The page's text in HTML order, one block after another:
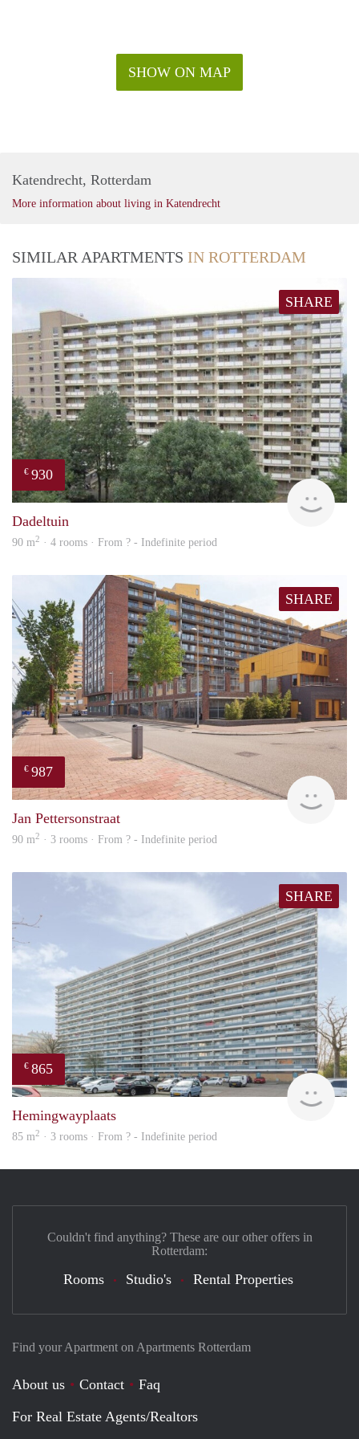
SHOW ON MAP
Katendrecht, Rotterdam
More information about living in Katendrecht
SIMILAR APARTMENTS IN ROTTERDAM
SHARE
€ 930
rent
Dadeltuin
90 m2 · 4 rooms · From ? - Indefinite period
SHARE
€ 987
Jan Pettersonstraat
90 m2 · 3 rooms · From ? - Indefinite period
SHARE
€ 865
Hemingwayplaats
85 m2 · 3 rooms · From ? - Indefinite period
Find your Apartment on Apartments Rotterdam
About us Contact
Faq
For Real Estate Agents/Realtors
Couldn't find anything? These are our other offers in
Rotterdam:
Rooms Studio's Rental Properties